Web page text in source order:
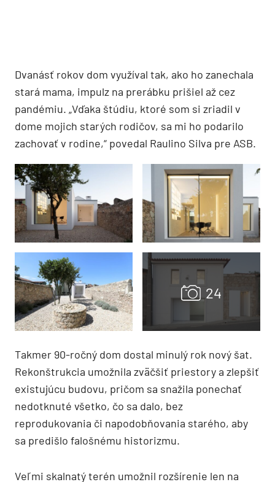
Dvanásť rokov dom využíval tak, ako ho zanechala
stará mama, impulz na prerábku prišiel až cez
pandémiu. „Vďaka štúdiu, ktoré som si zriadil v
dome mojich starých rodičov, sa mi ho podarilo
zachovať v rodine,“ povedal Raulino Silva pre ASB.
Takmer 90-ročný dom dostal minulý rok nový šat.
Rekonštrukcia umožnila zväčšiť priestory a zlepšiť
existujúcu budovu, pričom sa snažila ponechať
nedotknuté všetko, čo sa dalo, bez
reprodukovania či napodobňovania starého, aby
sa predišlo falošnému historizmu.
Veľmi skalnatý terén umožnil rozšírenie len na